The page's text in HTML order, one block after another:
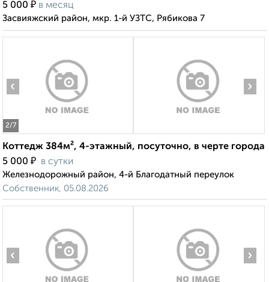
5 000 ₽ в месяц
Засвияжский район, мкр. 1-й УЗТС, Рябикова 7
2/7
‹ ›
Коттедж 384м², 4-этажный, посуточно, в черте города
5 000 ₽ в сутки
Железнодорожный район, 4-й Благодатный переулок
Собственник, 05.08.2026
‹ ›